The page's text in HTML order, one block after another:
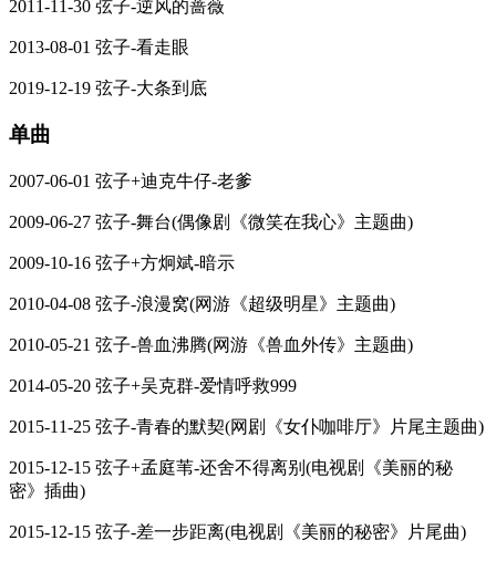
2011-11-30 弦子-逆风的蔷薇
2013-08-01 弦子-看走眼
2019-12-19 弦子-大条到底
单曲
2007-06-01 弦子+迪克牛仔-老爹
2009-06-27 弦子-舞台(偶像剧《微笑在我心》主题曲)
2009-10-16 弦子+方炯斌-暗示
2010-04-08 弦子-浪漫窝(网游《超级明星》主题曲)
2010-05-21 弦子-兽血沸腾(网游《兽血外传》主题曲)
2014-05-20 弦子+吴克群-爱情呼救999
2015-11-25 弦子-青春的默契(网剧《女仆咖啡厅》片尾主题曲)
2015-12-15 弦子+孟庭苇-还舍不得离别(电视剧《美丽的秘
密》插曲)
2015-12-15 弦子-差一步距离(电视剧《美丽的秘密》片尾曲)